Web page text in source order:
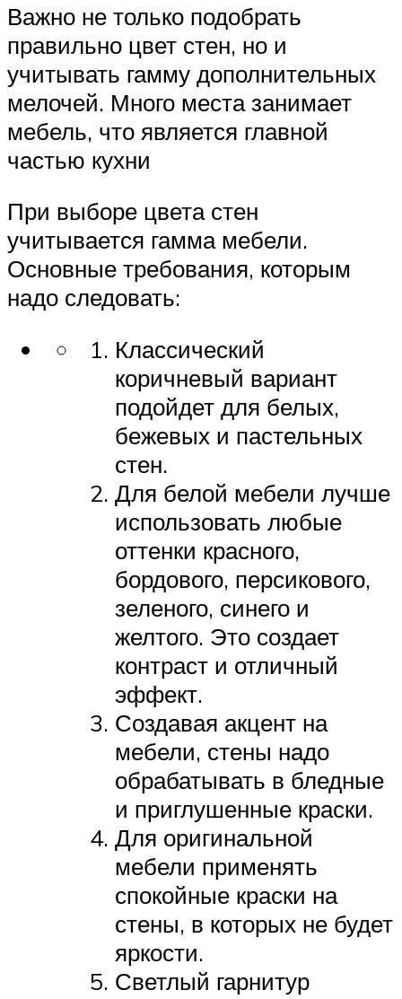
Важно не только подобрать
правильно цвет стен, но и
учитывать гамму дополнительных
мелочей. Много места занимает
мебель, что является главной
частью кухни
При выборе цвета стен
учитывается гамма мебели.
Основные требования, которым
надо следовать:
Классический
коричневый вариант
подойдет для белых,
бежевых и пастельных
стен.
Для белой мебели лучше
использовать любые
оттенки красного,
бордового, персикового,
зеленого, синего и
желтого. Это создает
контраст и отличный
эффект.
Создавая акцент на
мебели, стены надо
обрабатывать в бледные
и приглушенные краски.
Для оригинальной
мебели применять
спокойные краски на
стены, в которых не будет
яркости.
Светлый гарнитур